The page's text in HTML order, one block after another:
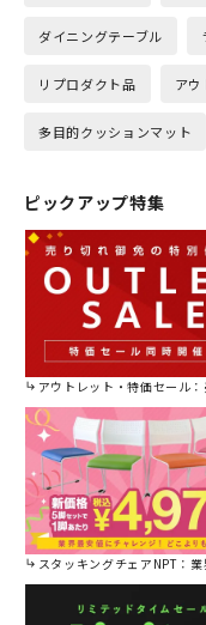
ダイニングテーブル
リプロダクト品 ア
多目的クッションマット
ピックアップ特集
アウトレット・特価セール：売り切れ御免の
スタッキングチェアNPT：業界最安値